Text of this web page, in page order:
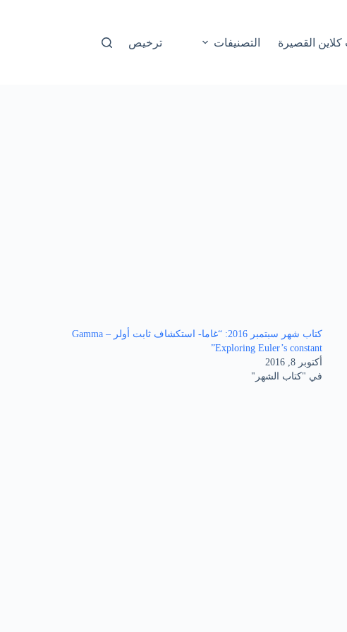
القصيرة التصنيفات ترخيص
كتاب شهر سبتمبر 2016: “غاما- استكشاف ثابت أولر Gamma –
Exploring Euler’s constant”
أكتوبر 8, 2016
في "كتاب الشهر"